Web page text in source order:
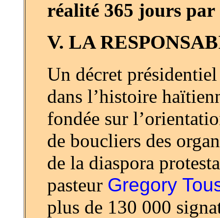
réalité 365 jours par
V. LA
Un décret
dans l’histoire
fondée sur
de boucliers des
de la diaspora
pasteur Gregory
plus de 130 000